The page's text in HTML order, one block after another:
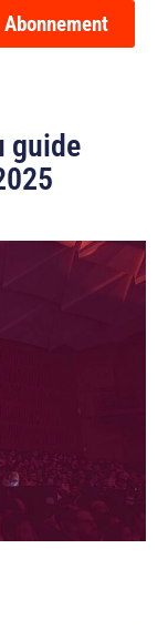
Abonnement
guide